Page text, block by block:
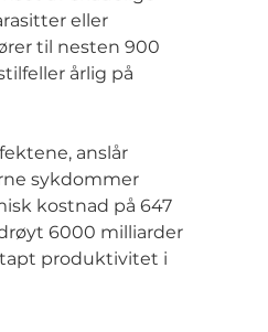
eller
til nesten 900
årlig på
anslår
sykdommer
kostnad på 647
6000 milliarder
tapt produktivitet i